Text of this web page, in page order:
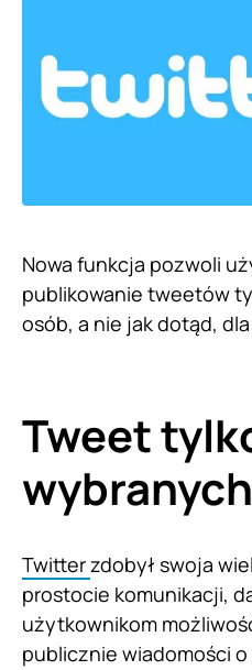
Nowa funkcja pozwoli
publikowanie tweetów
osób, a nie jak dotąd,
Tweet
wybranych
Twitterzdobył swoja
prostocie komunikacji,
użytkownikom
publicznie wiadomości